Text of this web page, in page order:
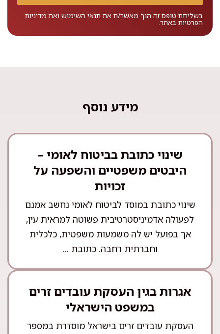
בשליחת טופס זה הנך מאשר/ת את תנאי השימוש ואת מדיניות
הפרטיות באתר.
מידע נוסף
שינוי כתובת בביטוח לאומי –
היבטים משפטיים והשפעה על
זכויות
שינוי כתובת במוסד לביטוח לאומי נחשב אמנם
לפעולה אדמיניסטרטיבית פשוטה למראית עין,
אך בפועל יש לה משמעות משפטית, כלכלית
וחברתית רחבה. כתובת ...
אגרות בגין העסקת עובדים זרים
במשפט הישראלי
העסקת עובדים זרים בישראל מוסדרת במספר